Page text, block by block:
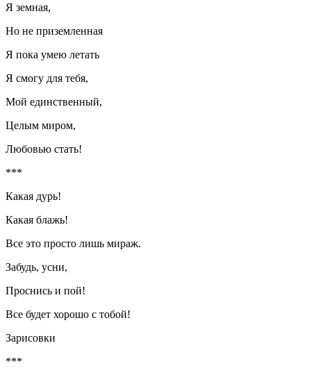
Я земная,
Но не приземленная
Я пока умею летать
Я смогу для тебя,
Мой единственный,
Целым миром,
Любовью стать!
***
Какая дурь!
Какая блажь!
Все это просто лишь мираж.
Забудь, усни,
Проснись и пой!
Все будет хорошо с тобой!
Зарисовки
***